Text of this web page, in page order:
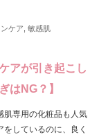
ケア 敏感肌
アが引き起こし
はNG？】
肌専用の化粧品も人気
しているのに、良く